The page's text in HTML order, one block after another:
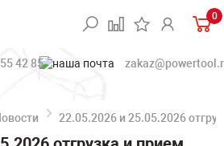
0
42 85
22.05.2026 и 25.05.2026